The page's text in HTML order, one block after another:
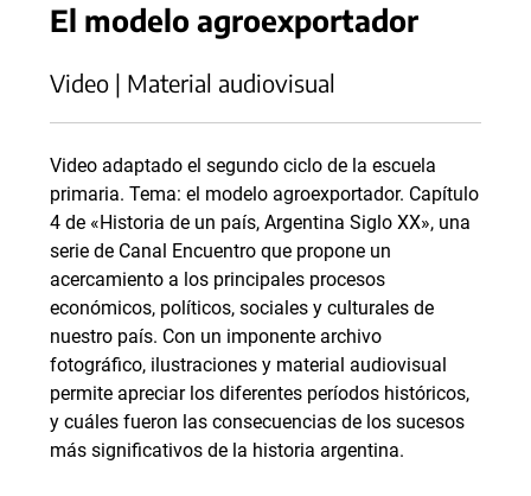
El modelo agroexportador
Video | Material audiovisual
Video adaptado el segundo ciclo de la escuela
primaria. Tema: el modelo agroexportador. Capítulo
4 de «Historia de un país, Argentina Siglo XX», una
serie de Canal Encuentro que propone un
acercamiento a los principales procesos
económicos, políticos, sociales y culturales de
nuestro país. Con un imponente archivo
fotográfico, ilustraciones y material audiovisual
permite apreciar los diferentes períodos históricos,
y cuáles fueron las consecuencias de los sucesos
más significativos de la historia argentina.